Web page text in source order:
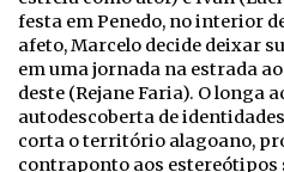
festa em Penedo, no interior
afeto, Marcelo decide deixar
em uma jornada na estrada
deste (Rejane Faria). O longa
autodescoberta de
corta o território alagoano,
contraponto aos estereótipos